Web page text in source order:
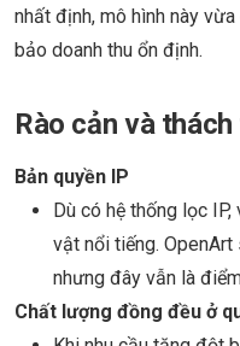
nhất định, mô hình này
bảo doanh thu ổn định.
Rào cản và
Bản quyền IP
Dù có hệ thống lọc
vật nổi tiếng.
nhưng đây vẫn là
Chất lượng đồng đều ở